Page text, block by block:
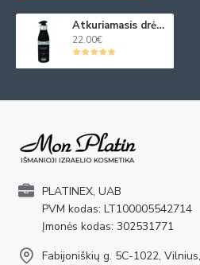
Atkuriamasis drėkinamasis plaukų kremas su juod. ikrų ekstraktu 250ml
22.00€
PLATINEX, UAB
PVM kodas: LT100005542714
Įmonės kodas: 302531771
Fabijoniškių g. 5C-1022,